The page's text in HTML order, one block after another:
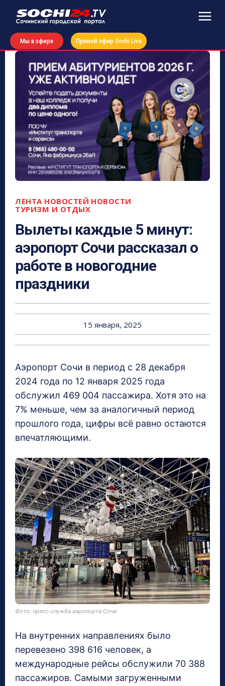
Мы в эфире Прямой эфир Sochi Live
ЛЕНТА НОВОСТЕЙ НОВОСТИ
ТУРИЗМ И ОТДЫХ
Вылеты каждые 5 минут:
аэропорт Сочи рассказал о
работе в новогодние
праздники
15 января, 2025
Аэропорт Сочи в период с 28 декабря
2024 года по 12 января 2025 года
обслужил 469 004 пассажира. Хотя это на
7% меньше, чем за аналогичный период
прошлого года, цифры всё равно остаются
впечатляющими.
Фото: пресс-служба аэропорта Сочи
На внутренних направлениях было
перевезено 398 616 человек, а
международные рейсы обслужили 70 388
пассажиров. Самыми загруженными